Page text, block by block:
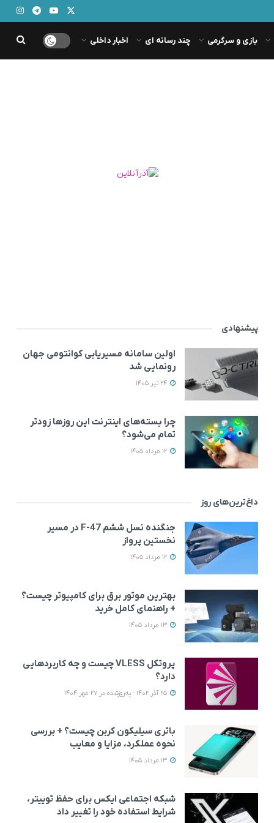
بازی و سرگرمی چند رسانه ای اخبار داخلی
iPhone 17 Pro Max CH
دو سیم کارت ظرفیت 256
iPhone 17 Pro ZAA تک
سیم کارت + eSim ظرفیت
پیشنهادی
اولین سامانه مسیریابی کوانتومی جهان
رونمایی شد
چرا بسته‌های اینترنت این روزها زودتر
تمام می‌شود؟
داغ‌ترین‌های روز
جنگنده نسل ششم F-47 در مسیر
نخستین پرواز
بهترین موتور برق برای کامپیوتر چیست؟
+ راهنمای کامل خرید
پروتکل VLESS چیست و چه کاربردهایی
دارد؟
باتری سیلیکون کربن چیست؟ + بررسی
نحوه عملکرد، مزایا و معایب
شبکه اجتماعی ایکس برای حفظ توییتر،
شرایط استفاده خود را تغییر داد